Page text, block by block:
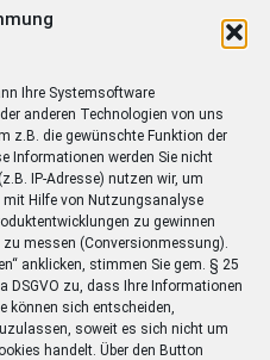
Ihre Systemsoftware
anderen Technologien von uns
z.B. die gewünschte Funktion der
Informationen werden Sie nicht
IP-Adresse) nutzen wir, um
Hilfe von Nutzungsanalyse
zu gewinnen
messen (Conversionmessung).
anklicken, stimmen Sie gem. § 25
DSGVO zu, dass Ihre Informationen
können sich entscheiden,
soweit es sich nicht um
handelt. Über den Button